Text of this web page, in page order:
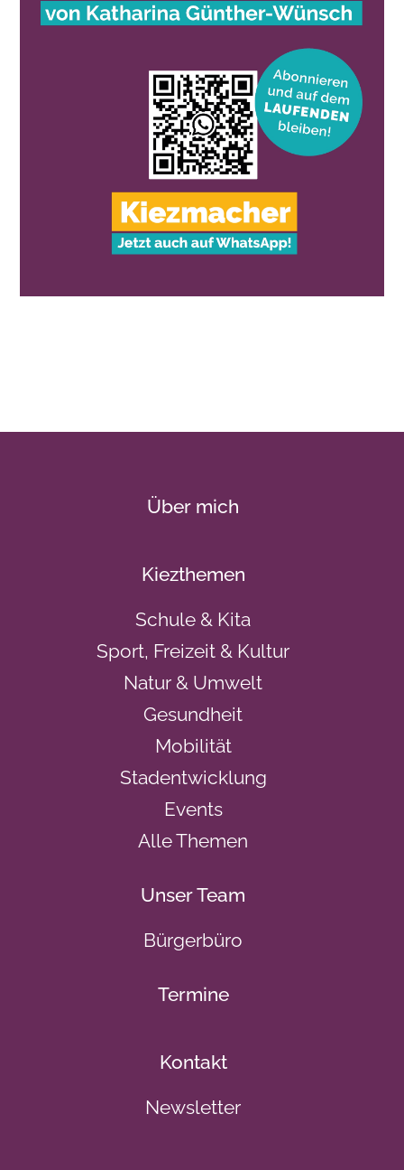
Über mich
Kiezthemen
Schule & Kita
Sport, Freizeit & Kultur
Natur & Umwelt
Gesundheit
Mobilität
Stadentwicklung
Events
Alle Themen
Unser Team
Bürgerbüro
Termine
Kontakt
Newsletter